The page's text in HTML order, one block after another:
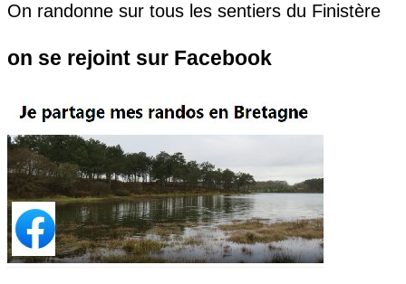
On randonne sur tous les sentiers du Finistère
on se rejoint sur Facebook